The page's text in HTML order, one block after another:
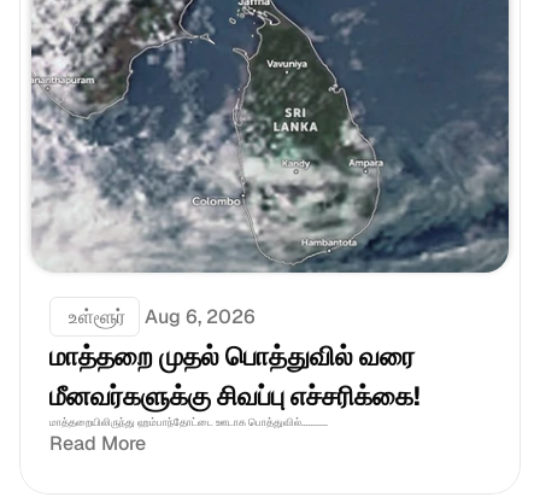
உள்ளூர் Aug 6, 2026
மாத்தறை முதல் பொத்துவில் வரை
மீனவர்களுக்கு சிவப்பு எச்சரிக்கை!
மாத்தறையிலிருந்து ஹம்பாந்தோட்டை ஊடாக பொத்துவில்...........
Read More